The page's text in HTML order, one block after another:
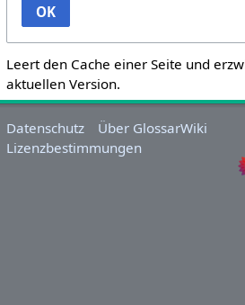
OK
Leert den Cache einer Seite und
aktuellen Version.
Datenschutz
Über GlossarWiki
Lizenzbestimmungen